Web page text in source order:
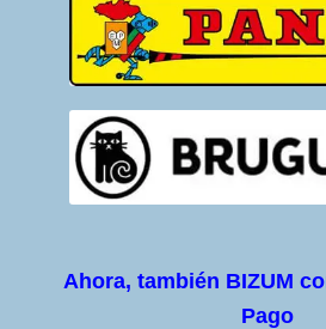
Ahora, también BIZUM
Pago